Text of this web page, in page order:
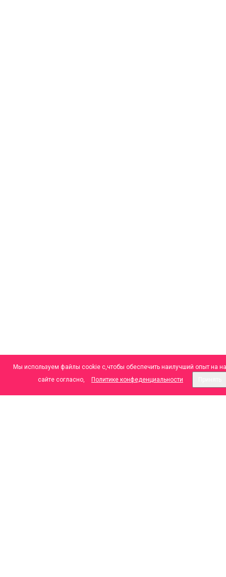
Мы используем файлы cookie с,чтобы обеспечить наилучший опыт на
сайте согласно,
Политике конфеденциальности